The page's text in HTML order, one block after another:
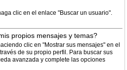
clic en el enlace "Buscar un usuario".
propios mensajes y temas?
clic en "Mostrar sus mensajes" en el
de su propio perfil. Para buscar sus
avanzada y complete las opciones